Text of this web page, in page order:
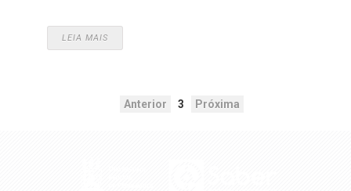
LEIA MAIS
Anterior 3 Próxima